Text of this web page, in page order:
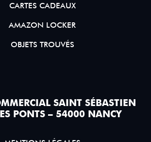
CARTES CADEAUX
AMAZON LOCKER
OBJETS TROUVÉS
SAINT SÉBASTIEN
PONTS – 54000 NANCY